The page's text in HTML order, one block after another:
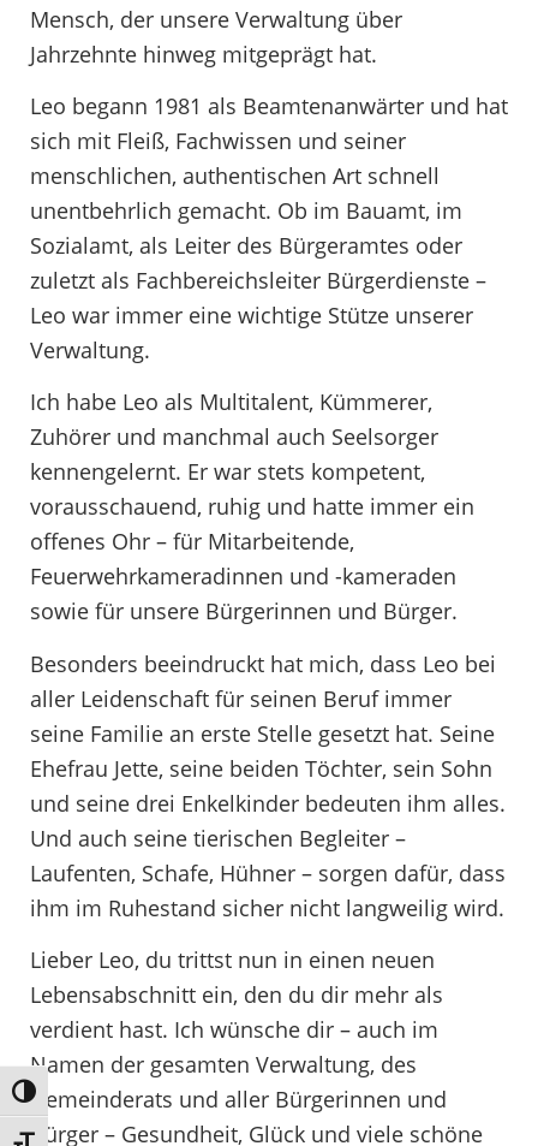
Umschalten auf hohe Kontraste
Mensch, der unsere Verwaltung über
Jahrzehnte hinweg mitgeprägt hat.
Leo begann 1981 als Beamtenanwärter und hat
sich mit Fleiß, Fachwissen und seiner
menschlichen, authentischen Art schnell
unentbehrlich gemacht. Ob im Bauamt, im
Sozialamt, als Leiter des Bürgeramtes oder
zuletzt als Fachbereichsleiter Bürgerdienste –
Leo war immer eine wichtige Stütze unserer
Verwaltung.
Ich habe Leo als Multitalent, Kümmerer,
Zuhörer und manchmal auch Seelsorger
kennengelernt. Er war stets kompetent,
vorausschauend, ruhig und hatte immer ein
offenes Ohr – für Mitarbeitende,
Feuerwehrkameradinnen und -kameraden
sowie für unsere Bürgerinnen und Bürger.
Besonders beeindruckt hat mich, dass Leo bei
aller Leidenschaft für seinen Beruf immer
seine Familie an erste Stelle gesetzt hat. Seine
Ehefrau Jette, seine beiden Töchter, sein Sohn
und seine drei Enkelkinder bedeuten ihm alles.
Und auch seine tierischen Begleiter –
Laufenten, Schafe, Hühner – sorgen dafür, dass
ihm im Ruhestand sicher nicht langweilig wird.
Lieber Leo, du trittst nun in einen neuen
Lebensabschnitt ein, den du dir mehr als
verdient hast. Ich wünsche dir – auch im
Namen der gesamten Verwaltung, des
Gemeinderats und aller Bürgerinnen und
Bürger – Gesundheit, Glück und viele schöne